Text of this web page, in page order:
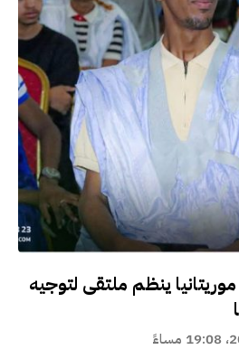
ينظم ملتقى لتوجيه